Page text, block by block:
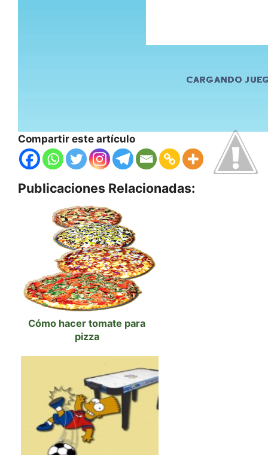
Compartir este artículo
Publicaciones Relacionadas:
Cómo hacer tomate para
pizza